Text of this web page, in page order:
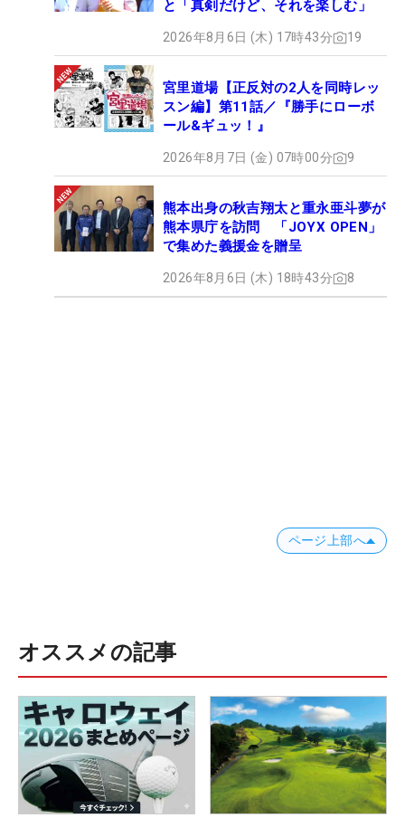
と「真剣だけど、それを楽しむ」
2026年8月6日 (木) 17時43分 19
宮里道場【正反対の2人を同時レッ
スン編】第11話／『勝手にローボ
ール&ギュッ！』
2026年8月7日 (金) 07時00分 9
熊本出身の秋吉翔太と重永亜斗夢が
熊本県庁を訪問 「JOYX OPEN」
で集めた義援金を贈呈
2026年8月6日 (木) 18時43分 8
ページ上部へ
オススメの記事